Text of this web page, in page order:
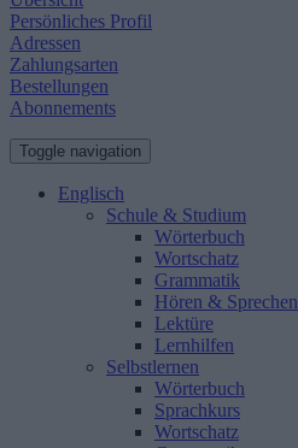
Persönliches Profil
Adressen
Zahlungsarten
Bestellungen
Abonnements
Toggle navigation
Englisch
Schule & Studium
Wörterbuch
Wortschatz
Grammatik
Hören & Sprechen
Lektüre
Lernhilfen
Selbstlernen
Wörterbuch
Sprachkurs
Wortschatz